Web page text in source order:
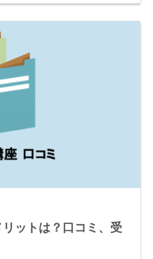
ットは？口コミ、受